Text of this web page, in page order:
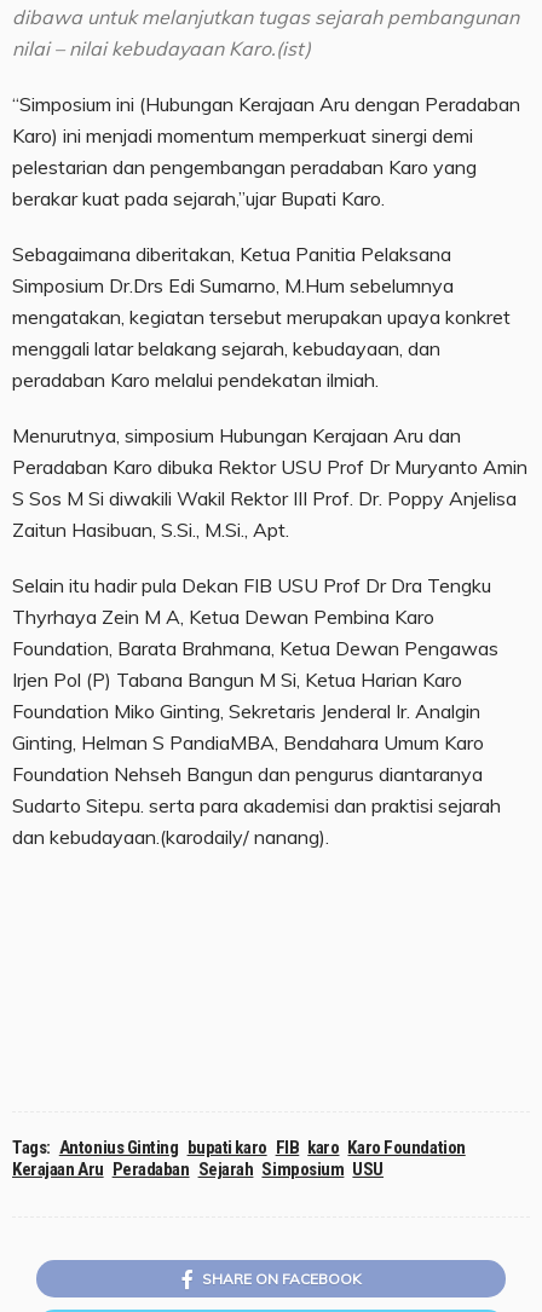
dibawa untuk melanjutkan tugas sejarah pembangunan
nilai – nilai kebudayaan Karo.(ist)
“Simposium ini (Hubungan Kerajaan Aru dengan Peradaban
Karo) ini menjadi momentum memperkuat sinergi demi
pelestarian dan pengembangan peradaban Karo yang
berakar kuat pada sejarah,”ujar Bupati Karo.
Sebagaimana diberitakan, Ketua Panitia Pelaksana
Simposium Dr.Drs Edi Sumarno, M.Hum sebelumnya
mengatakan, kegiatan tersebut merupakan upaya konkret
menggali latar belakang sejarah, kebudayaan, dan
peradaban Karo melalui pendekatan ilmiah.
Menurutnya, simposium Hubungan Kerajaan Aru dan
Peradaban Karo dibuka Rektor USU Prof Dr Muryanto Amin
S Sos M Si diwakili Wakil Rektor III Prof. Dr. Poppy Anjelisa
Zaitun Hasibuan, S.Si., M.Si., Apt.
Selain itu hadir pula Dekan FIB USU Prof Dr Dra Tengku
Thyrhaya Zein M A, Ketua Dewan Pembina Karo
Foundation, Barata Brahmana, Ketua Dewan Pengawas
Irjen Pol (P) Tabana Bangun M Si, Ketua Harian Karo
Foundation Miko Ginting, Sekretaris Jenderal Ir. Analgin
Ginting, Helman S PandiaMBA, Bendahara Umum Karo
Foundation Nehseh Bangun dan pengurus diantaranya
Sudarto Sitepu. serta para akademisi dan praktisi sejarah
dan kebudayaan.(karodaily/ nanang).
Tags: Antonius Ginting bupati karo FIB karo Karo Foundation
Kerajaan Aru
Peradaban Sejarah Simposium USU
SHARE ON FACEBOOK